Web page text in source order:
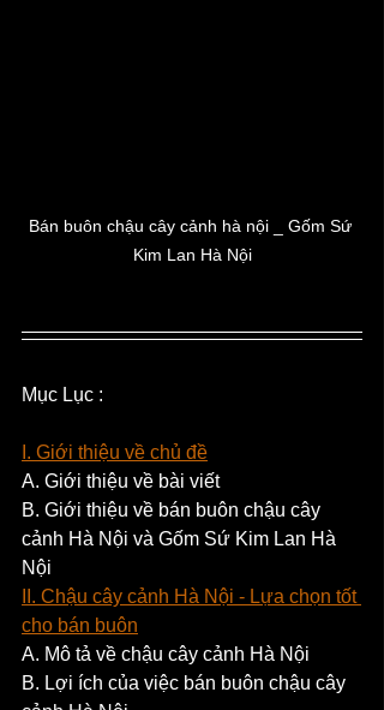
Bán buôn chậu cây cảnh hà nội _ Gốm Sứ
Kim Lan Hà Nội
Mục Lục :
I. Giới thiệu về chủ đề
A. Giới thiệu về bài viết
B. Giới thiệu về bán buôn chậu cây
cảnh Hà Nội và Gốm Sứ Kim Lan Hà
Nội
II. Chậu cây cảnh Hà Nội - Lựa chọn tốt
cho bán buôn
A. Mô tả về chậu cây cảnh Hà Nội
B. Lợi ích của việc bán buôn chậu cây